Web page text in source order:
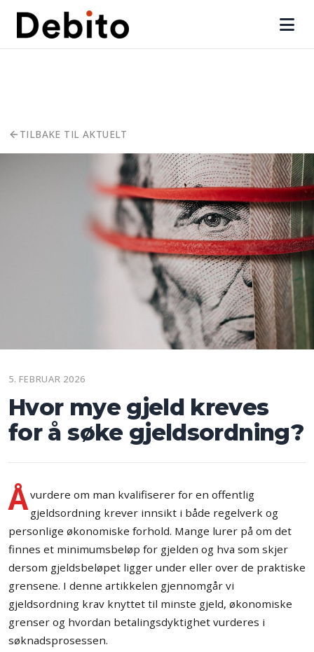
TILBAKE TIL AKTUELT
5. FEBRUAR 2026
Hvor mye gjeld kreves
for å søke gjeldsordning?
Åvurdere om man kvalifiserer for en offentlig
gjeldsordning krever innsikt i både regelverk og
personlige økonomiske forhold. Mange lurer på om det
finnes et minimumsbeløp for gjelden og hva som skjer
dersom gjeldsbeløpet ligger under eller over de praktiske
grensene. I denne artikkelen gjennomgår vi
gjeldsordning krav knyttet til minste gjeld, økonomiske
grenser og hvordan betalingsdyktighet vurderes i
søknadsprosessen.